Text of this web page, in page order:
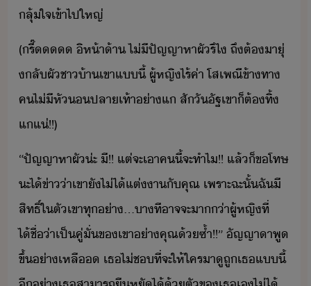
ลุ้ใจ​เข้าไป​ใหญ่
(​รี๊​ ​ิ​ห้า้า​ ​ไ่ี​ปัญญา​หา​ผั​รึ​ไ​ ​ถึ​ต้​าุ​่​
​ลั​ผั​ชา้า​เขา​แี้​ ​ผู้หญิ​ไร้ค่า​ ​โส​เพ​ณี​ข้าทา​ ​
ค​ไ่ีหั​​ปลาเท้า​่า​แ​ ​สัั​ัฐ​เขา​็​ต้​ทิ้​
แ​แ่​!​!​)
“​ปัญญา​หา​ผั​่ะ​ ​ี​!​!​ ​แต่​จะ​เา​ค​ี้​จะ​ทำไ​!​!​ ​แล้็​ขโทษ​
ะ​ไ้ข่า​่า​เขา​ั​ไ่ไ้​แต่า​ั​คุณ​ ​เพราะฉะั้​ฉั​ี
สิทธิ์​ใ​ตั​เขา​ทุ่า​...​าที​าจจะ​า่า​ผู้หญิ​ที่​
ไ้ชื่​่า​เป็​คู่​ั่​ข​เขา​่า​คุณ​้ซ้ำ​!​!​”​ ​ัญญา​า​พู​
ขึ้​่า​เหลื​ ​เธ​ไ่​ช​ที่จะ​ให้​ใคร​าู​ถู​เธ​แี้​ ​